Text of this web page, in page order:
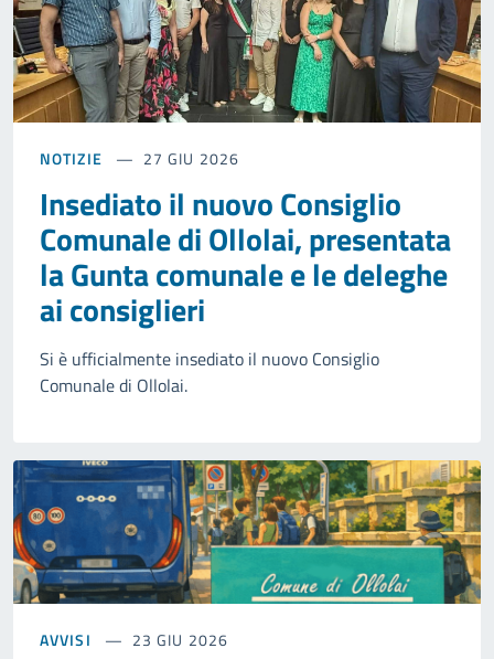
NOTIZIE 27 GIU 2026
Insediato il nuovo Consiglio
Comunale di Ollolai, presentata
la Gunta comunale e le deleghe
ai consiglieri
Si è ufficialmente insediato il nuovo Consiglio
Comunale di Ollolai.
AVVISI 23 GIU 2026